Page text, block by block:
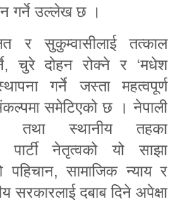
गर्ने उल्लेख छ ।
र सुकुम्वासीलाई तत्काल
चुरे दोहन रोक्ने र ‘मधेश
गर्ने जस्ता महत्वपूर्ण
समेटिएको छ । नेपाली
तथा स्थानीय तहका
पार्टी नेतृत्वको यो साझा
पहिचान, सामाजिक न्याय र
सरकारलाई दबाब दिने अपेक्षा